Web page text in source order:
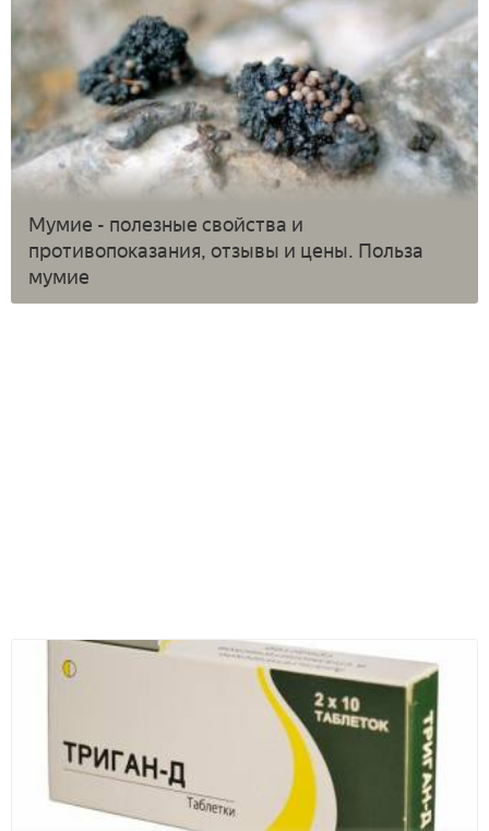
Мумие - полезные свойства и
противопоказания, отзывы и цены. Польза
мумие